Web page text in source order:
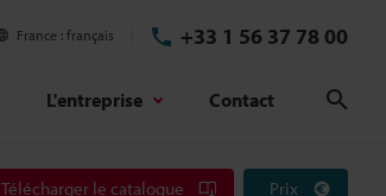
France français +33 1 56 37 78 00
L'entreprise Contact
Télécharger le catalogue Prix